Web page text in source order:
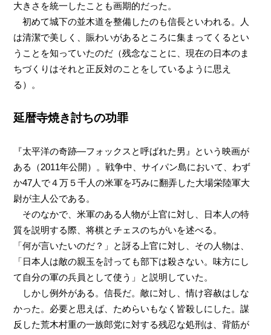
大きさを統一したことも画期的だった。
初めて城下の並木道を整備したのも信長といわれる。人
は清潔で美しく、賑わいがあるところに集まってくるとい
うことを知っていたのだ（残念なことに、現在の日本のま
ちづくりはそれと正反対のことをしているように思え
る）。
延暦寺焼き討ちの功罪
『太平洋の奇跡―フォックスと呼ばれた男』という映画が
ある（2011年公開）。戦争中、サイパン島において、わず
か47人で４万５千人の米軍を巧みに翻弄した大場栄陸軍大
尉が主人公である。
そのなかで、米軍のある人物が上官に対し、日本人の特
質を説明する際、将棋とチェスのちがいを述べる。
「何が言いたいのだ？」と訝る上官に対し、その人物は、
「日本人は敵の親玉を討っても部下は殺さない。味方にし
て自分の軍の兵員として使う」と説明していた。
しかし例外がある。信長だ。敵に対し、情け容赦はしな
かった。必要と思えば、ためらいもなく皆殺しにした。謀
反した荒木村重の一族郎党に対する残忍な処刑は、背筋が